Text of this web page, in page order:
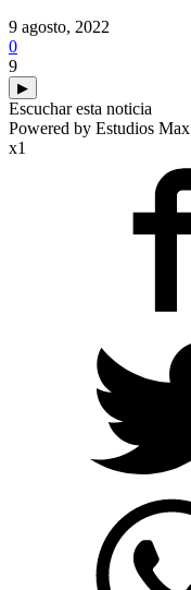
9 agosto, 2022
0
9
▶
Escuchar esta noticia
Powered by Estudios Max
x1